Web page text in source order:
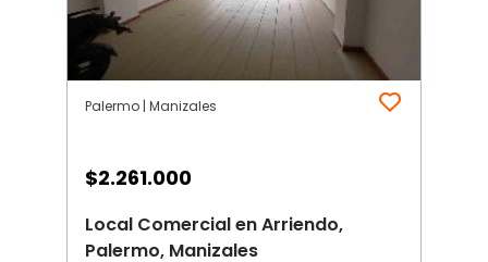
Palermo | Manizales
$2.261.000
Local Comercial en Arriendo,
Palermo, Manizales